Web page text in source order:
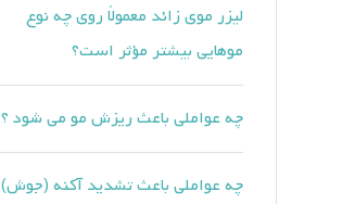
ليزر موی زائد معمولاً روی چه نوع
موهايی بيشتر مؤثر است؟
چه عواملي باعث ريزش مو مي شود ؟
چه عواملي باعث تشديد آكنه (جوش)